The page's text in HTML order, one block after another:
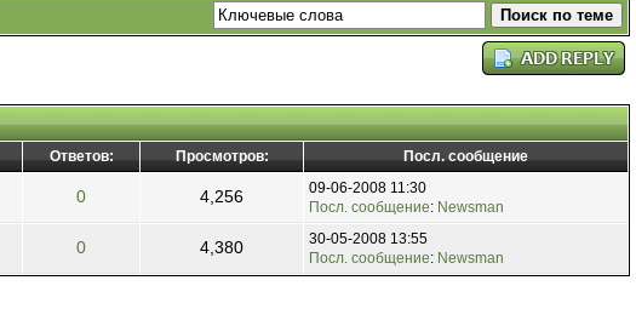
Ответов: Просмотров: Посл. сообщение
0 4,256
09-06-2008 11:30
Посл. сообщение: Newsman
0 4,380
30-05-2008 13:55
Посл. сообщение: Newsman